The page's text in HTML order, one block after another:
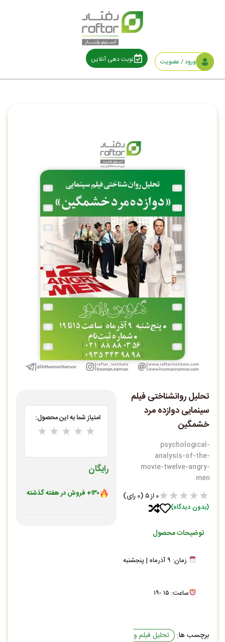
ورود / عضویت نوبت دهی آنلاین
خانه/دسته بندی نشده / تحلیل روانشناختی فیلم سینمایی دوازده مرد خشمگین
تحلیل روانشناختی فیلم
سینمایی دوازده مرد
خشمگین
psychological-
analysis-of-the-
movie-twelve-angry-
men
★★★★★
0از ۵ (0 رای)
(بدون دیدگاه)
توضیحات محصول
زمان: ۹ آذرماه | پنجشنبه
ساعت: ۱۵ -۱۹
برچسب ها:
تحلیل فیلم و
۱۳۰+ فروش در هفته گذشته
رایگان
امتیاز شما به این محصول:
★ ★ ★ ★ ★